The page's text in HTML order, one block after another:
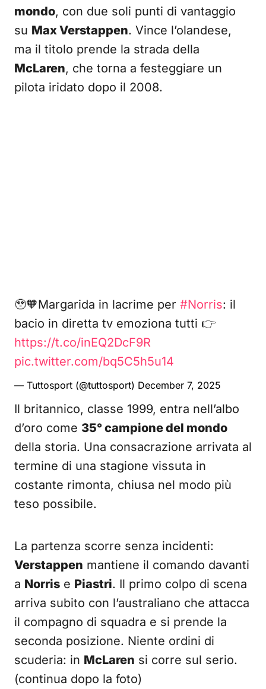
mondo, con due soli punti di vantaggio
su Max Verstappen. Vince l’olandese,
ma il titolo prende la strada della
McLaren, che torna a festeggiare un
pilota iridato dopo il 2008.
🥹🧡Margarida in lacrime per #Norris: il
bacio in diretta tv emoziona tutti 👉
https://t.co/inEQ2DcF9R
pic.twitter.com/bq5C5h5u14
— Tuttosport (@tuttosport) December 7, 2025
Il britannico, classe 1999, entra nell’albo
d’oro come 35° campione del mondo
della storia. Una consacrazione arrivata al
termine di una stagione vissuta in
costante rimonta, chiusa nel modo più
teso possibile.
La partenza scorre senza incidenti:
Verstappen mantiene il comando davanti
a Norris e Piastri. Il primo colpo di scena
arriva subito con l’australiano che attacca
il compagno di squadra e si prende la
seconda posizione. Niente ordini di
scuderia: in McLaren si corre sul serio.
(continua dopo la foto)